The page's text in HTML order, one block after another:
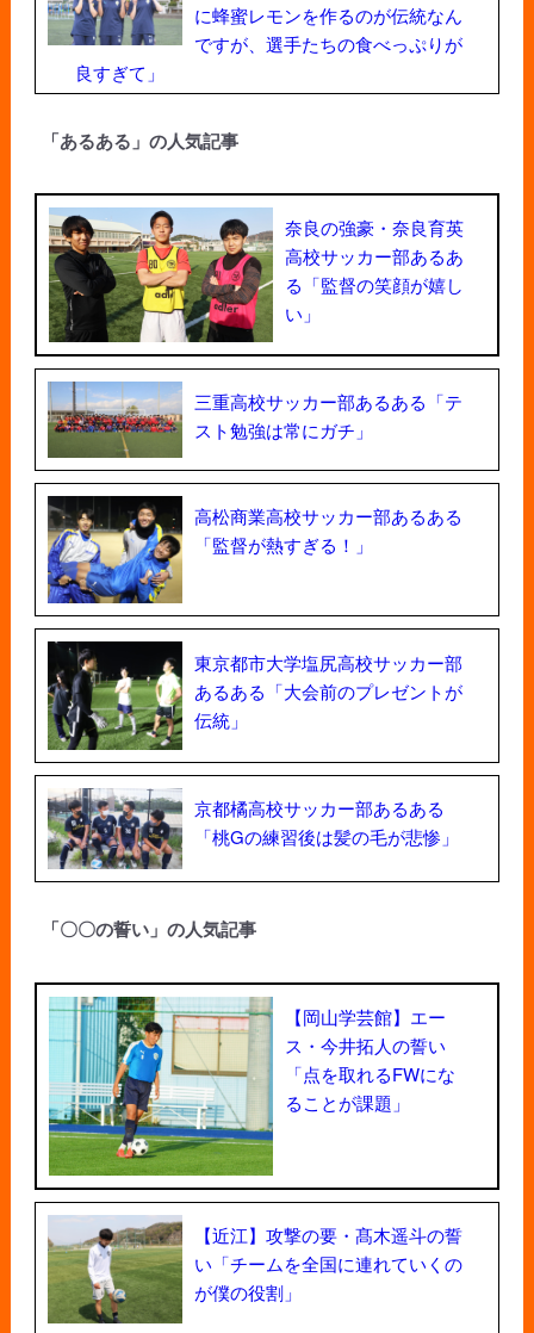
に蜂蜜レモンを作るのが伝統なん
ですが、選手たちの食べっぷりが
良すぎて」
「あるある」の人気記事
奈良の強豪・奈良育英
高校サッカー部あるあ
る「監督の笑顔が嬉し
い」
三重高校サッカー部あるある「テ
スト勉強は常にガチ」
高松商業高校サッカー部あるある
「監督が熱すぎる！」
東京都市大学塩尻高校サッカー部
あるある「大会前のプレゼントが
伝統」
京都橘高校サッカー部あるある
「桃Gの練習後は髪の毛が悲惨」
「〇〇の誓い」の人気記事
【岡山学芸館】エー
ス・今井拓人の誓い
「点を取れるFWにな
ることが課題」
【近江】攻撃の要・髙木遥斗の誓
い「チームを全国に連れていくの
が僕の役割」